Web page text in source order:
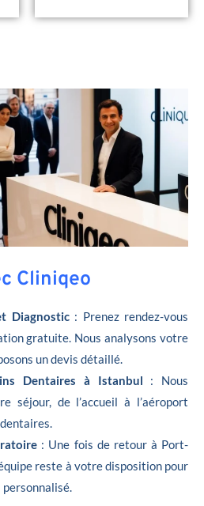
Cliniqeo
Diagnostic: Prenez rendez-vous
gratuite. Nous analysons votre
un devis détaillé.
Dentaires à Istanbul : Nous
séjour, de l’accueil à l’aéroport
: Une fois de retour à Port-
reste à votre disposition pour